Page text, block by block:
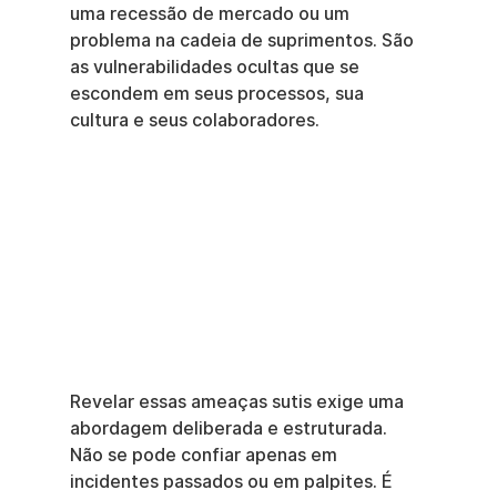
uma recessão de mercado ou um
problema na cadeia de suprimentos. São
as vulnerabilidades ocultas que se
escondem em seus processos, sua
cultura e seus colaboradores.
Revelar essas ameaças sutis exige uma
abordagem deliberada e estruturada.
Não se pode confiar apenas em
incidentes passados ou em palpites. É